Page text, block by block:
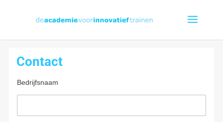
Contact
Bedrijfsnaam